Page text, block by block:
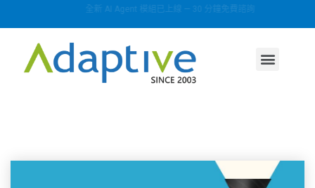
全新 AI Agent 模組已上線 — 30 分鐘免費諮詢